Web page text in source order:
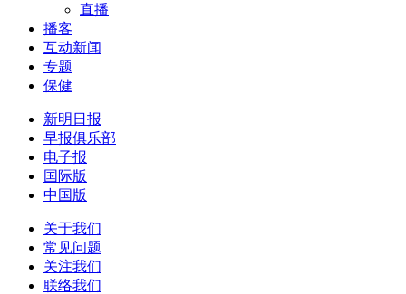
直播
播客
互动新闻
专题
保健
新明日报
早报俱乐部
电子报
国际版
中国版
关于我们
常见问题
关注我们
联络我们